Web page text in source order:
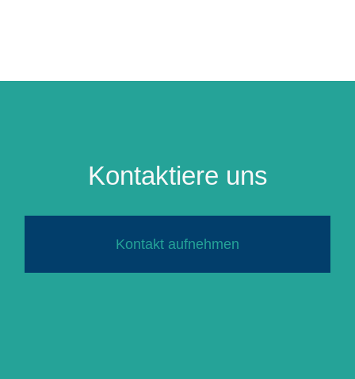
Kontaktiere uns
Kontakt aufnehmen